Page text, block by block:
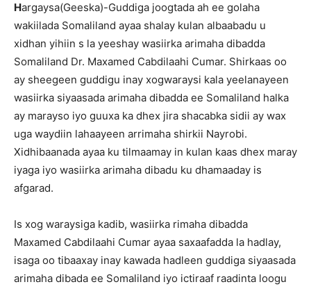
Hargaysa(Geeska)-Guddiga joogtada ah ee golaha
wakiilada Somaliland ayaa shalay kulan albaabadu u
xidhan yihiin s la yeeshay wasiirka arimaha dibadda
Somaliland Dr. Maxamed Cabdilaahi Cumar. Shirkaas oo
ay sheegeen guddigu inay xogwaraysi kala yeelanayeen
wasiirka siyaasada arimaha dibadda ee Somaliland halka
ay marayso iyo guuxa ka dhex jira shacabka sidii ay wax
uga waydiin lahaayeen arrimaha shirkii Nayrobi.
Xidhibaanada ayaa ku tilmaamay in kulan kaas dhex maray
iyaga iyo wasiirka arimaha dibadu ku dhamaaday is
afgarad.
Is xog waraysiga kadib, wasiirka rimaha dibadda
Maxamed Cabdilaahi Cumar ayaa saxaafadda la hadlay,
isaga oo tibaaxay inay kawada hadleen guddiga siyaasada
arimaha dibada ee Somaliland iyo ictiraaf raadinta loogu